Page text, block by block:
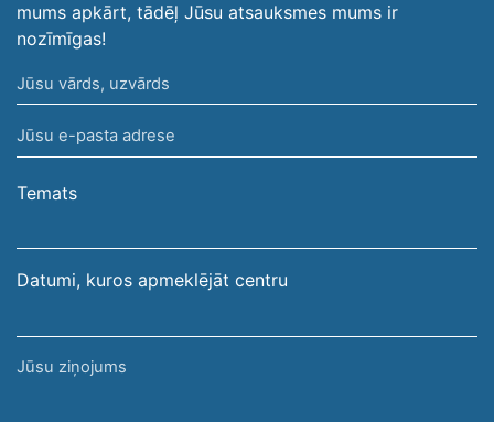
mums apkārt, tādēļ Jūsu atsauksmes mums ir
nozīmīgas!
Jūsu
vārds,
uzvārds
Jūsu
e-
pasta
Temats
Datumi, kuros apmeklējāt centru
Jūsu